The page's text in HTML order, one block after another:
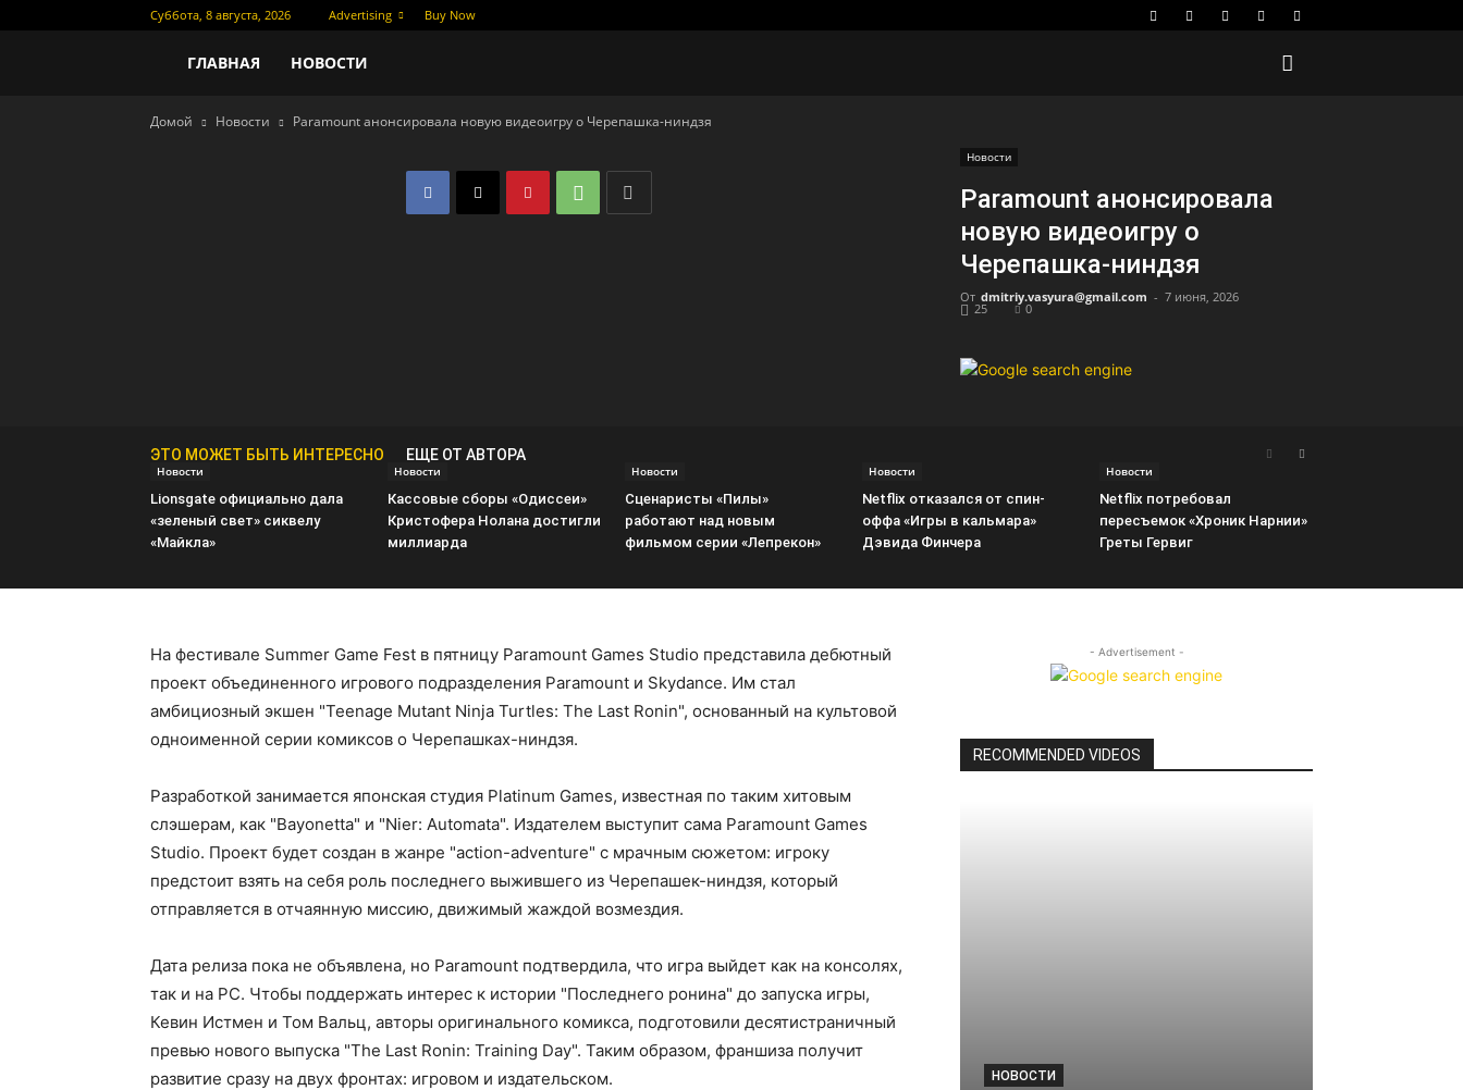
Суббота, 8 августа, 2026 Advertising Buy Now
Новости
кино
ГЛАВНАЯ НОВОСТИ
Домой Новости Paramount анонсировала новую видеоигру о Черепашка-ниндзя
Новости
Paramount анонсировала
новую видеоигру о
Черепашка-ниндзя
От dmitriy.vasyura@gmail.com - 7 июня, 2026
25 0
ЭТО МОЖЕТ БЫТЬ ИНТЕРЕСНО ЕЩЕ ОТ АВТОРА
Новости
Lionsgate официально дала
«зеленый свет» сиквелу
«Майкла»
Новости
Кассовые сборы «Одиссеи»
Кристофера Нолана достигли
миллиарда
Новости
Сценаристы «Пилы»
работают над новым
фильмом серии «Лепрекон»
Новости
Netflix отказался от спин-
оффа «Игры в кальмара»
Дэвида Финчера
Новости
Netflix потребовал
пересъемок «Хроник Нарнии»
Греты Гервиг
На фестивале Summer Game Fest в пятницу Paramount Games Studio представила дебютный
проект объединенного игрового подразделения Paramount и Skydance. Им стал
амбициозный экшен "Teenage Mutant Ninja Turtles: The Last Ronin", основанный на культовой
одноименной серии комиксов о Черепашках-ниндзя.
Разработкой занимается японская студия Platinum Games, известная по таким хитовым
слэшерам, как "Bayonetta" и "Nier: Automata". Издателем выступит сама Paramount Games
Studio. Проект будет создан в жанре "action-adventure" с мрачным сюжетом: игроку
предстоит взять на себя роль последнего выжившего из Черепашек-ниндзя, который
отправляется в отчаянную миссию, движимый жаждой возмездия.
Дата релиза пока не объявлена, но Paramount подтвердила, что игра выйдет как на консолях,
так и на PC. Чтобы поддержать интерес к истории "Последнего ронина" до запуска игры,
Кевин Истмен и Том Вальц, авторы оригинального комикса, подготовили десятистраничный
превью нового выпуска "The Last Ronin: Training Day". Таким образом, франшиза получит
развитие сразу на двух фронтах: игровом и издательском.
- Advertisement -
RECOMMENDED VIDEOS
НОВОСТИ